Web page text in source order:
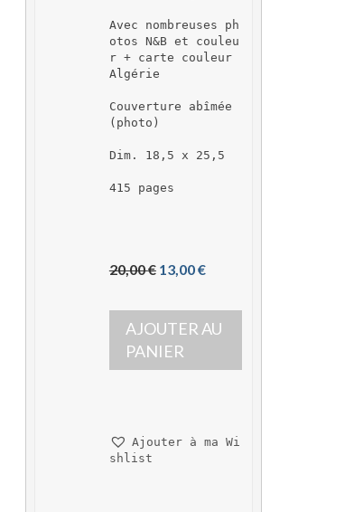
Avec nombreuses ph
otos N&B et couleu
r + carte couleur
Algérie
Couverture abîmée
(photo)
Dim. 18,5 x 25,5
415 pages
20,00 € L
p
r
i
x
t
13,00 €L
p
r
x
u
AJOUTER AU
PANIER
Ajouter à ma Wi
shlist